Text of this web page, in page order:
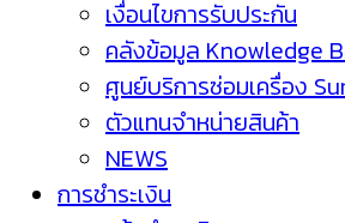
เงื่อนไขการรับประกัน
คลังข้อมูล Knowledge
ศูนย์บริการซ่อมเครื่อง
ตัวแทนจำหน่ายสินค้า
NEWS
การชำระเงิน